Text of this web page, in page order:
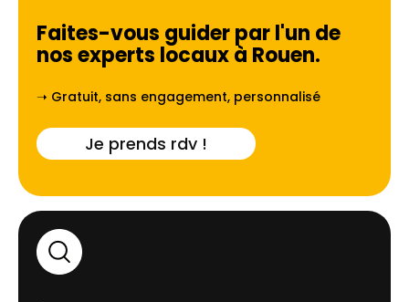
Faites-vous guider par l'un de
nos experts locaux à Rouen.
➝ Gratuit, sans engagement, personnalisé
Je prends rdv !